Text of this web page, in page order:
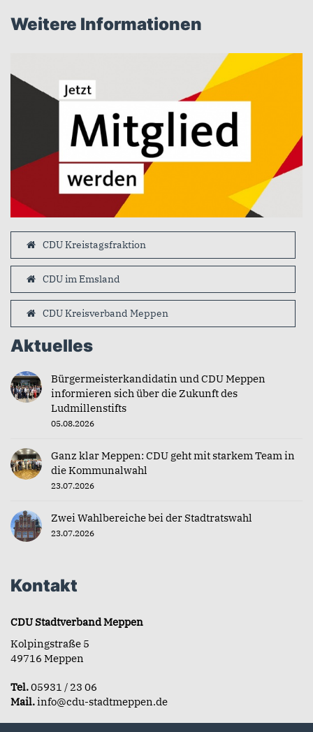
Weitere Informationen
CDU Kreistagsfraktion
CDU im Emsland
CDU Kreisverband Meppen
Aktuelles
Bürgermeisterkandidatin und CDU Meppen
informieren sich über die Zukunft des
Ludmillenstifts
05.08.2026
Ganz klar Meppen: CDU geht mit starkem Team in
die Kommunalwahl
23.07.2026
Zwei Wahlbereiche bei der Stadtratswahl
23.07.2026
Kontakt
CDU Stadtverband Meppen
Kolpingstraße 5
49716 Meppen
Tel.05931 / 23 06
Mail.info@cdu-stadtmeppen.de